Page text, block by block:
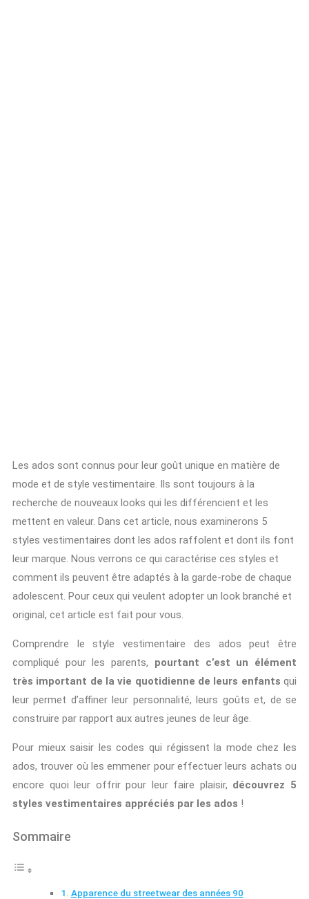
Les ados sont connus pour leur goût unique en matière de
mode et de style vestimentaire. Ils sont toujours à la
recherche de nouveaux looks qui les différencient et les
mettent en valeur. Dans cet article, nous examinerons 5
styles vestimentaires dont les ados raffolent et dont ils font
leur marque. Nous verrons ce qui caractérise ces styles et
comment ils peuvent être adaptés à la garde-robe de chaque
adolescent. Pour ceux qui veulent adopter un look branché et
original, cet article est fait pour vous.
Comprendre le style vestimentaire des ados peut être
compliqué pour les parents, pourtant c’est un élément
très important de la vie quotidienne de leurs enfants qui
leur permet d’affiner leur personnalité, leurs goûts et, de se
construire par rapport aux autres jeunes de leur âge.
Pour mieux saisir les codes qui régissent la mode chez les
ados, trouver où les emmener pour effectuer leurs achats ou
encore quoi leur offrir pour leur faire plaisir, découvrez 5
styles vestimentaires appréciés par les ados !
Sommaire
Apparence du streetwear des années 90